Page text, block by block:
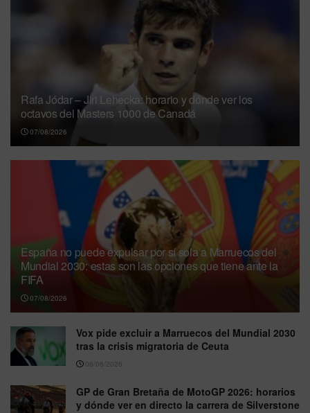
Rafa Jódar – Jiri Lehecka: horario y dónde ver los
octavos del Masters 1000 de Canadá
07/08/2026
España no puede expulsar por sí sola a Marruecos del
Mundial 2030: estas son las opciones que tiene ante la
FIFA
07/08/2026
Vox pide excluir a Marruecos del Mundial 2030
tras la crisis migratoria de Ceuta
06/08/2026
GP de Gran Bretaña de MotoGP 2026: horarios
y dónde ver en directo la carrera de Silverstone